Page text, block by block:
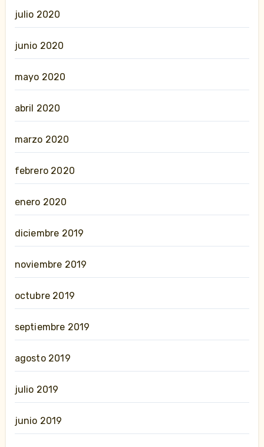
julio 2020
junio 2020
mayo 2020
abril 2020
marzo 2020
febrero 2020
enero 2020
diciembre 2019
noviembre 2019
octubre 2019
septiembre 2019
agosto 2019
julio 2019
junio 2019